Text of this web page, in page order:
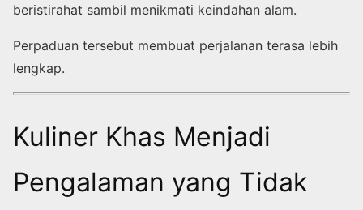
beristirahat sambil menikmati keindahan alam.
Perpaduan tersebut membuat perjalanan terasa lebih
lengkap.
Kuliner Khas Menjadi
Pengalaman yang Tidak